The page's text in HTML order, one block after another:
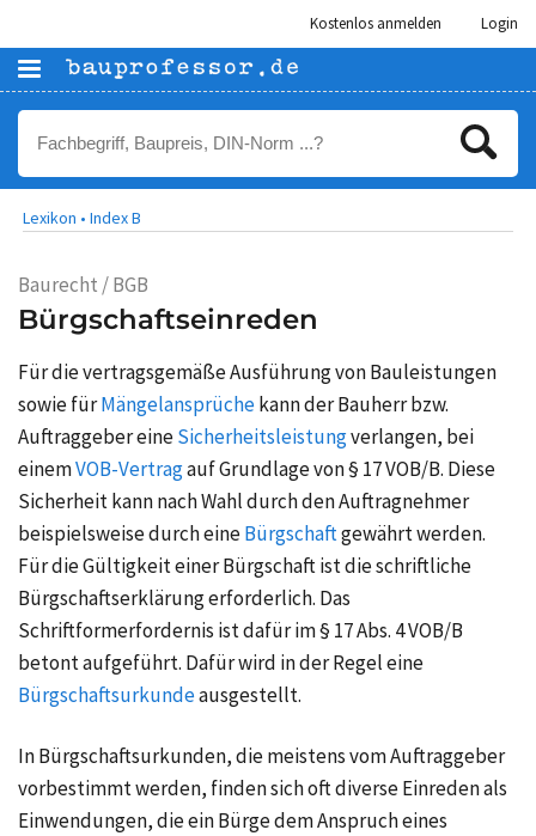
Kostenlos anmelden Login
Lexikon • Index B
Baurecht / BGB
Bürgschaftseinreden
Für die vertragsgemäße Ausführung von Bauleistungen
sowie fürMängelansprüchekann der Bauherr bzw.
Auftraggeber eineSicherheitsleistungverlangen, bei
einemVOB-Vertragauf Grundlage von § 17 VOB/B. Diese
Sicherheit kann nach Wahl durch den Auftragnehmer
beispielsweise durch eineBürgschaftgewährt werden.
Für die Gültigkeit einer Bürgschaft ist die schriftliche
Bürgschaftserklärung erforderlich. Das
Schriftformerfordernis ist dafür im § 17 Abs. 4 VOB/B
betont aufgeführt. Dafür wird in der Regel eine
Bürgschaftsurkundeausgestellt.
In Bürgschaftsurkunden, die meistens vom Auftraggeber
vorbestimmt werden, finden sich oft diverse Einreden als
Einwendungen, die ein Bürge dem Anspruch eines